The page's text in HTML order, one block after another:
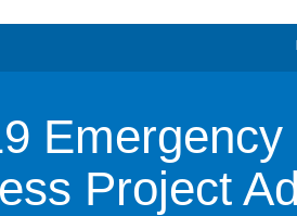
Project